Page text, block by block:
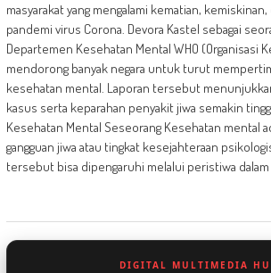
masyarakat yang mengalami kematian,
pandemi virus Corona. Devora Kastel sebagai
Departemen Kesehatan Mental WHO (Organisasi
mendorong banyak negara untuk turut
kesehatan mental. Laporan tersebut
kasus serta keparahan penyakit jiwa semakin
Kesehatan Mental Seseorang Kesehatan mental
gangguan jiwa atau tingkat kesejahteraan
tersebut bisa dipengaruhi melalui peristiwa dalam
DIGITAL MULTIMEDIA